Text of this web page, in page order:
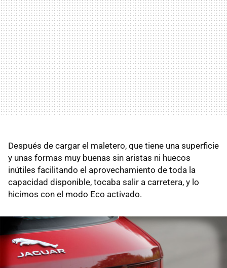
Después de cargar el maletero, que tiene una superficie
y unas formas muy buenas sin aristas ni huecos
inútiles facilitando el aprovechamiento de toda la
capacidad disponible, tocaba salir a carretera, y lo
hicimos con el modo Eco activado.